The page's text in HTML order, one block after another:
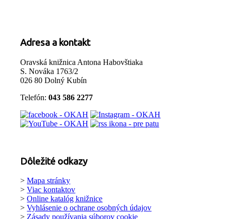
Adresa a kontakt
Oravská knižnica Antona Habovštiaka
S. Nováka 1763/2
026 80 Dolný Kubín
Telefón: 043 586 2277
Dôležité odkazy
>Mapa stránky
>Viac kontaktov
>Online katalóg knižnice
>Vyhlásenie o ochrane osobných údajov
> Zásady používania súborov cookie